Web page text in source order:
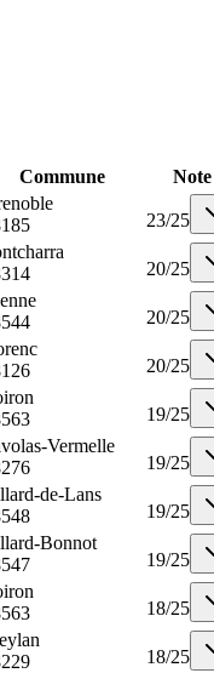
Commune
Note
23/25
20/25
20/25
20/25
19/25
Vermelle
19/25
de-Lans
19/25
Bonnot
19/25
18/25
18/25